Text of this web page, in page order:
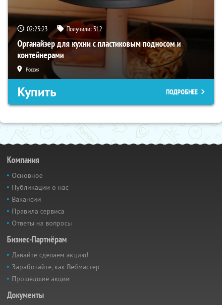
02:23:22 Получили: 312
Органайзер для кухни с пластиковым подносом и
контейнерами
Россия
Купить ПОДРОБНЕЕ
Компания
Основное
Публикации о нас
Вакансии
Правила сервиса
Ответы на вопросы
Бизнес-Партнёрам
Давайте сделаем акцию!
Заработайте, как Вебмастер
Прошедшие акции
Документы